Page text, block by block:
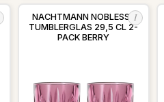
I
NACHTMANN NOBLESSE
TUMBLERGLAS 29,5 CL 2-
PACK BERRY